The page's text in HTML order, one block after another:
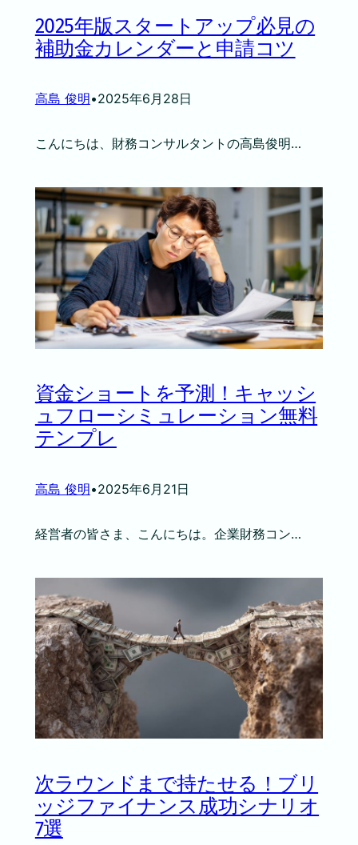
2025年版スタートアップ必見の
補助金カレンダーと申請コツ
高島 俊明•2025年6月28日
こんにちは、財務コンサルタントの高島俊明…
資金ショートを予測！キャッシ
ュフローシミュレーション無料
テンプレ
高島 俊明•2025年6月21日
経営者の皆さま、こんにちは。企業財務コン…
次ラウンドまで持たせる！ブリ
ッジファイナンス成功シナリオ
7選